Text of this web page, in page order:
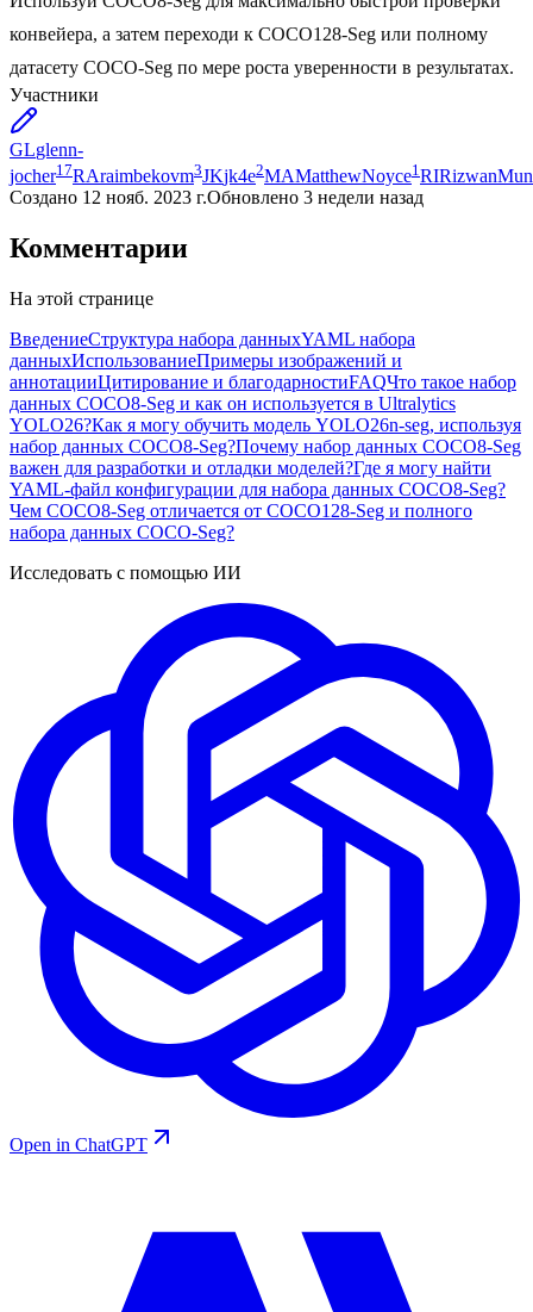
конвейера, а затем переходи к COCO128-Seg или полному
датасету COCO-Seg по мере роста уверенности в результатах.
Участники
GLglenn-
jocher17RAraimbekovm3JKjk4e2MAMatthewNoyce1 RI
Создано 12 нояб. 2023 г.Обновлено 3 недели назад
Комментарии
На этой странице
ВведениеСтруктура набора данныхYAML набора
данныхИспользованиеПримеры изображений и
аннотацииЦитирование и благодарностиFAQЧто такое набор
данных COCO8-Seg и как он используется в Ultralytics
YOLO26?Как я могу обучить модель YOLO26n-seg, используя
набор данных COCO8-Seg?Почему набор данных COCO8-Seg
важен для разработки и отладки моделей?Где я могу найти
YAML-файл конфигурации для набора данных COCO8-Seg?
Чем COCO8-Seg отличается от COCO128-Seg и полного
набора данных COCO-Seg?
Исследовать с помощью ИИ
Open in ChatGPT